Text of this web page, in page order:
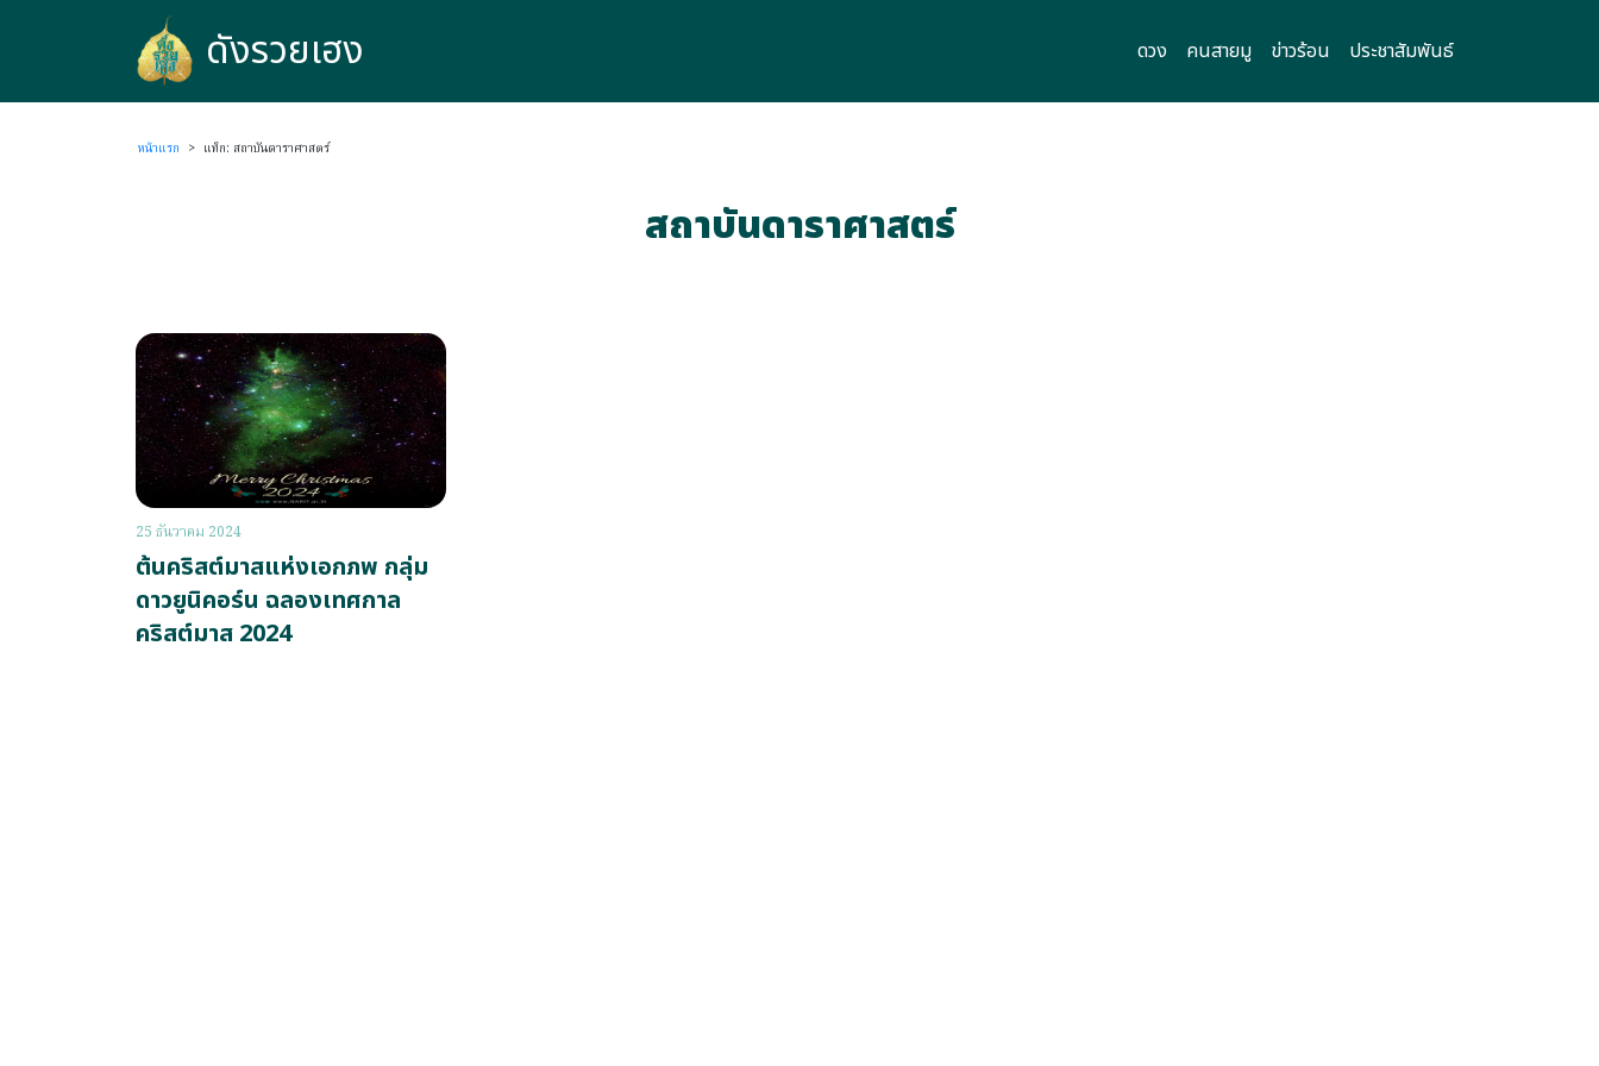
ดังรวยเฮง ดวง คนสายมู ข่าวร้อน ประชาสัมพันธ์
หน้าแรก > แท็ก: สถาบันดาราศาสตร์
สถาบันดาราศาสตร์
25 ธันวาคม 2024
ต้นคริสต์มาสแห่งเอกภพ กลุ่ม
ดาวยูนิคอร์น ฉลองเทศกาล
คริสต์มาส 2024